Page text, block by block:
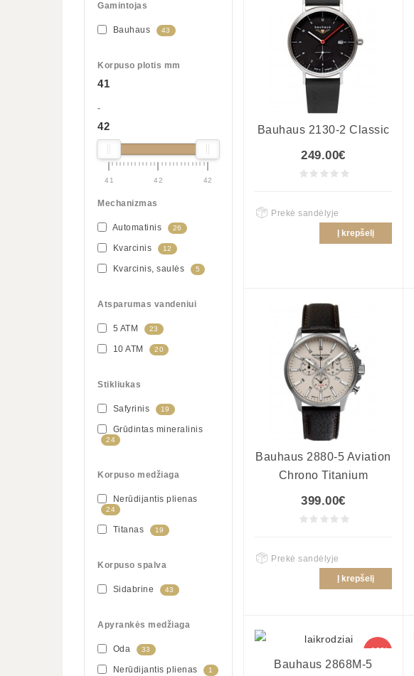
Gamintojas
Bauhaus 43
Korpuso plotis mm
41
-
42
41 42 42
Mechanizmas
Automatinis 26
Kvarcinis 12
Kvarcinis, saulės 5
Atsparumas vandeniui
5 ATM 23
10 ATM 20
Stikliukas
Safyrinis 19
Grūdintas mineralinis
24
Korpuso medžiaga
Nerūdijantis plienas
24
Titanas 19
Korpuso spalva
Sidabrine 43
Apyrankės medžiaga
Oda 33
Nerūdijantis plienas 1
Bauhaus 2130-2 Classic
249.00€
Prekė sandėlyje
Į krepšelį
Bauhaus 2880-5 Aviation
Chrono Titanium
399.00€
Prekė sandėlyje
Į krepšelį
-10%
Bauhaus 2868M-5